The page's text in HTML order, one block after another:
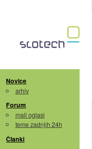
Novice
arhiv
Forum
mali oglasi
teme zadnjih 24h
Članki